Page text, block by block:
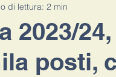
bimbo Scuola Paritaria
Docenti Pensioni
2023/
posti,
di lettura: 2 min